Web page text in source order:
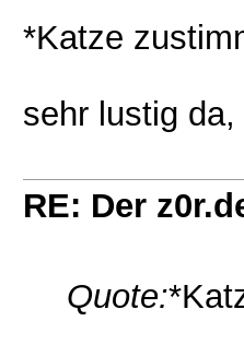
*Katze
sehr lustig
RE: Der
Quote: